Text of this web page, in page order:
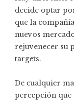
decide optar
que la
nuevos
rejuvenecer su
targets.
De cualquier
percepción que